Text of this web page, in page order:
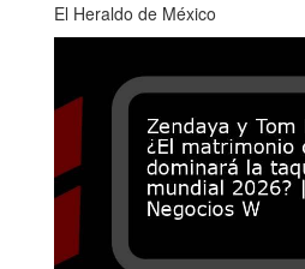
El Heraldo de México